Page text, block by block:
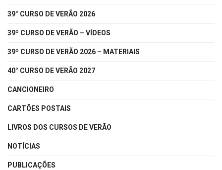
39° CURSO DE VERÃO 2026
39º CURSO DE VERÃO – VÍDEOS
39º CURSO DE VERÃO 2026 – MATERIAIS
40° CURSO DE VERÃO 2027
CANCIONEIRO
CARTÕES POSTAIS
LIVROS DOS CURSOS DE VERÃO
NOTÍCIAS
PUBLICAÇÕES